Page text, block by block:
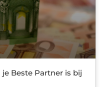
Beste Partner is bij